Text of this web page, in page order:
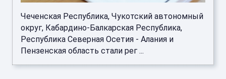
Чеченская Республика, Чукотский автономный
округ, Кабардино-Балкарская Республика,
Республика Северная Осетия - Алания и
Пензенская область стали рег ...